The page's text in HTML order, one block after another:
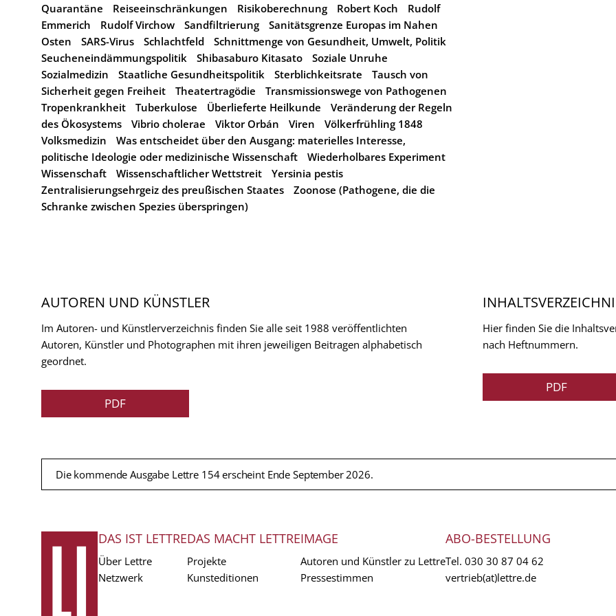
Quarantäne Reiseeinschränkungen Risikoberechnung Robert Koch
Rudolf
Emmerich
Rudolf Virchow Sandfiltrierung
Sanitätsgrenze Europas im Nahen
Osten
SARS-Virus Schlachtfeld
Schnittmenge von Gesundheit, Umwelt, Politik
Seucheneindämmungspolitik
Shibasaburo Kitasato
Soziale Unruhe
Sozialmedizin
Staatliche Gesundheitspolitik Sterblichkeitsrate
Tausch von
Sicherheit gegen Freiheit
Theatertragödie
Transmissionswege von Pathogenen
Tropenkrankheit
Tuberkulose Überlieferte Heilkunde
Veränderung der Regeln
des Ökosystems
Vibrio cholerae Viktor Orbán Viren
Völkerfrühling 1848
Volksmedizin
Was entscheidet über den Ausgang: materielles Interesse,
politische Ideologie oder medizinische Wissenschaft
Wiederholbares Experiment
Wissenschaft
Wissenschaftlicher Wettstreit
Yersinia pestis
Zentralisierungsehrgeiz des preußischen Staates
Zoonose (Pathogene, die die
Schranke zwischen Spezies überspringen)
AUTOREN UND KÜNSTLER
Im Autoren- und Künstlerverzeichnis finden Sie alle seit 1988 veröffentlichten
Autoren, Künstler und Photographen mit ihren jeweiligen Beitragen alphabetisch
geordnet.
PDF
Hier finden Sie die
nach Heftnummern.
PDF
Die kommende Ausgabe Lettre 154 erscheint Ende September 2026.
FUSSZEILE
DAS IST LETTRE
Über Lettre
Netzwerk
DAS MACHT LETTRE
Projekte
Kunsteditionen
IMAGE
Autoren und Künstler zu Lettre
Pressestimmen
ABO-BESTELLUNG
Tel. 030 30 87 04 62
vertrieb(at)lettre.de